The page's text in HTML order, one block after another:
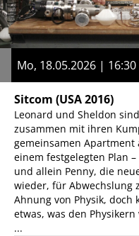
Mo, 18.05.2026 | 16:30
Sitcom (USA 2016)
Leonard und Sheldon
zusammen mit ihren
gemeinsamen
einem festgelegten Plan
und allein Penny, die
wieder, für Abwechslung
Ahnung von Physik,
etwas, was den
...